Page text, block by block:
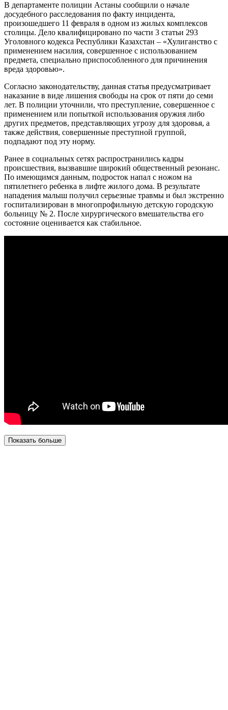
В департаменте полиции Астаны сообщили о начале
досудебного расследования по факту инцидента,
произошедшего 11 февраля в одном из жилых комплексов
столицы. Дело квалифицировано по части 3 статьи 293
Уголовного кодекса Республики Казахстан – «Хулиганство с
применением насилия, совершенное с использованием
предмета, специально приспособленного для причинения
вреда здоровью».
Согласно законодательству, данная статья предусматривает
наказание в виде лишения свободы на срок от пяти до семи
лет. В полиции уточнили, что преступление, совершенное с
применением или попыткой использования оружия либо
других предметов, представляющих угрозу для здоровья, а
также действия, совершенные преступной группой,
подпадают под эту норму.
Ранее в социальных сетях распространились кадры
происшествия, вызвавшие широкий общественный резонанс.
По имеющимся данным, подросток напал с ножом на
пятилетнего ребенка в лифте жилого дома. В результате
нападения малыш получил серьезные травмы и был экстренно
госпитализирован в многопрофильную детскую городскую
больницу № 2. После хирургического вмешательства его
состояние оценивается как стабильное.
Показать больше